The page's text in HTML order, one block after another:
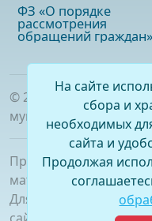
ФЗ «О порядке
рассмотрения
обращений граждан»
© 2026
. Официальный
муниципального
При полном или
материалов ссылка на
Для сетевых изданий
На сайте
сбора и
необходимых
сайта и
Продолжая